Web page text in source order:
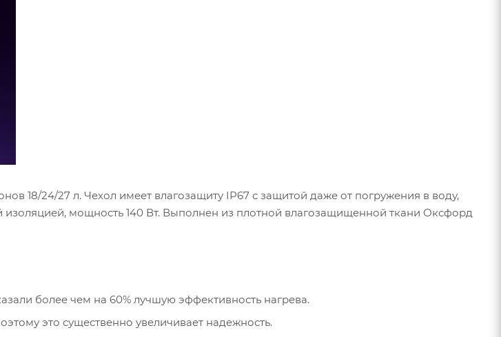
18/24/27 л. Чехол имеет влагозащиту IP67 с защитой даже от погружения в воду,
мощность 140 Вт. Выполнен из плотной влагозащищенной ткани Оксфорд
более чем на 60% лучшую эффективность нагрева.
это существенно увеличивает надежность.